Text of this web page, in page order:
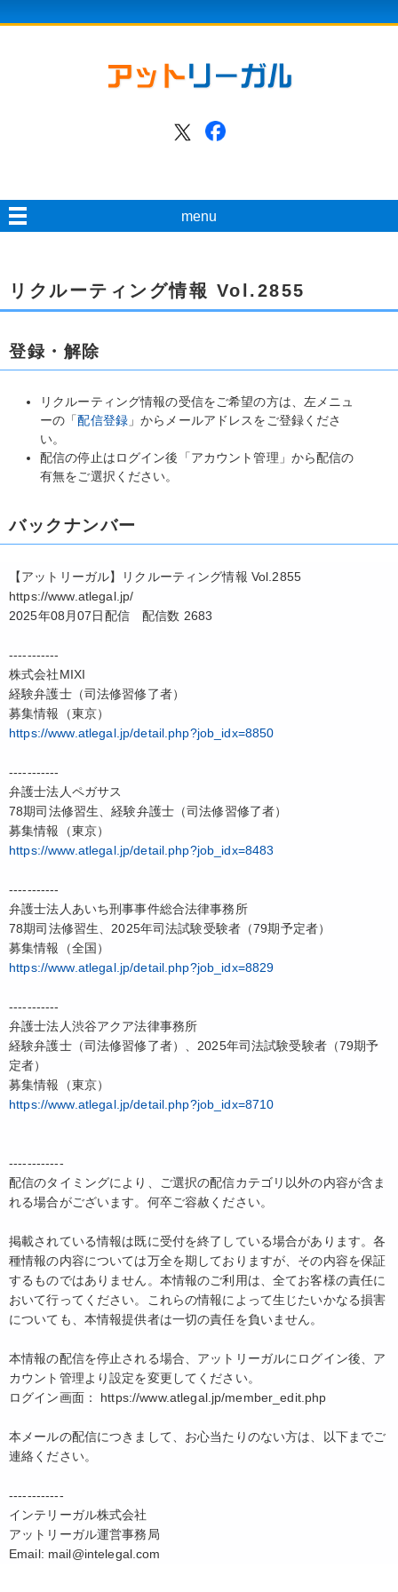
menu
リクルーティング情報 Vol.2855
登録・解除
リクルーティング情報の受信をご希望の方は、左メニュ
ーの「配信登録」からメールアドレスをご登録くださ
い。
配信の停止はログイン後「アカウント管理」から配信の
有無をご選択ください。
バックナンバー
【アットリーガル】リクルーティング情報 Vol.2855
https://www.atlegal.jp/
2025年08月07日配信 配信数 2683
-----------
株式会社MIXI
経験弁護士（司法修習修了者）
募集情報（東京）
https://www.atlegal.jp/detail.php?job_idx=8850
-----------
弁護士法人ペガサス
78期司法修習生、経験弁護士（司法修習修了者）
募集情報（東京）
https://www.atlegal.jp/detail.php?job_idx=8483
-----------
弁護士法人あいち刑事事件総合法律事務所
78期司法修習生、2025年司法試験受験者（79期予定者）
募集情報（全国）
https://www.atlegal.jp/detail.php?job_idx=8829
-----------
弁護士法人渋谷アクア法律事務所
経験弁護士（司法修習修了者）、2025年司法試験受験者（79期予
定者）
募集情報（東京）
https://www.atlegal.jp/detail.php?job_idx=8710
------------
配信のタイミングにより、ご選択の配信カテゴリ以外の内容が含ま
れる場合がございます。何卒ご容赦ください。
掲載されている情報は既に受付を終了している場合があります。各
種情報の内容については万全を期しておりますが、その内容を保証
するものではありません。本情報のご利用は、全てお客様の責任に
おいて行ってください。これらの情報によって生じたいかなる損害
についても、本情報提供者は一切の責任を負いません。
本情報の配信を停止される場合、アットリーガルにログイン後、ア
カウント管理より設定を変更してください。
ログイン画面： https://www.atlegal.jp/member_edit.php
本メールの配信につきまして、お心当たりのない方は、以下までご
連絡ください。
------------
インテリーガル株式会社
アットリーガル運営事務局
Email: mail@intelegal.com